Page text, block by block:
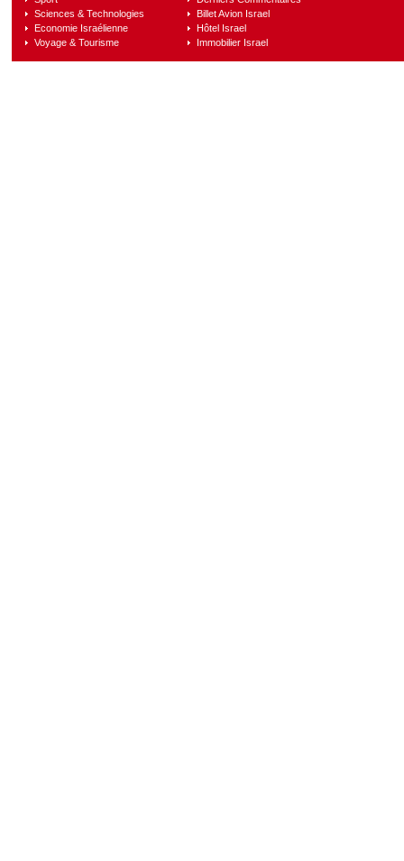
Sciences & Technologies
Economie Israélienne
Voyage & Tourisme
Billet Avion Israel
Hôtel Israel
Immobilier Israel